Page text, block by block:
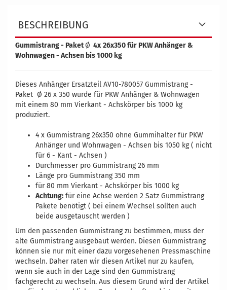
BESCHREIBUNG
Gummistrang - PaketØ 4x 26x350 für PKW Anhänger &
Wohnwagen - Achsen bis 1000 kg
Dieses Anhänger Ersatzteil AV10-780057 Gummistrang -
Paket Ø 26 x 350 wurde für PKW Anhänger & Wohnwagen
mit einem 80 mm Vierkant - Achskörper bis 1000 kg
produziert.
4 x Gummistrang 26x350 ohne Gummihalter für PKW
Anhänger und Wohnwagen - Achsen bis 1050 kg ( nicht
für 6 - Kant - Achsen )
Durchmesser pro Gummistrang 26 mm
Länge pro Gummistrang 350 mm
für 80 mm Vierkant - Achskörper bis 1000 kg
Achtung: für eine Achse werden 2 Satz Gummistrang
Pakete benötigt ( bei einem Wechsel sollten auch
beide ausgetauscht werden )
Um den passenden Gummistrang zu bestimmen, muss der
alte Gummistrang ausgebaut werden. Diesen Gummistrang
können sie nur mit einer dazu vorgesehenen Pressmaschine
wechseln. Daher raten wir diesen Artikel nur zu kaufen,
wenn sie auch in der Lage sind den Gummistrang
fachgerecht zu wechseln. Aus diesem Grund wird der Artikel